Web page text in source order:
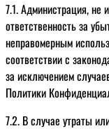
7.1. Администрация, не
ответственность за
неправомерным
соответствии с
за исключением
Политики
7.2. В случае утраты